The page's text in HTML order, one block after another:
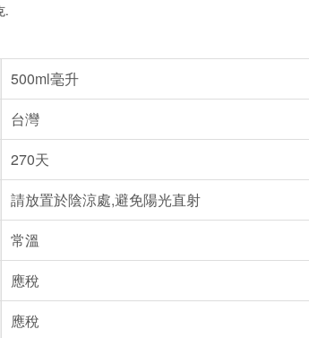
.
500ml毫升
台灣
270天
請放置於陰涼處,避免陽光直射
常溫
應稅
應稅